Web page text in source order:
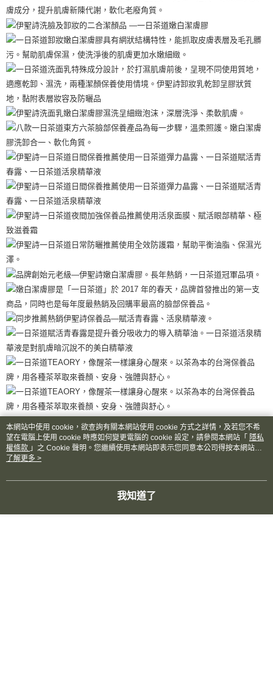
顯示電腦版詳細說明
容量 200ml
本網站中使用 cookie，欲查詢有關本網站使用 cookie 方式之詳情，及若您不希
望在電腦上使用 cookie 時應如何變更電腦的 cookie 設定，請參閱本網站「 隱私
權條款 」之 Cookie 聲明。您繼續使用本網站即表示您同意本公司得按本網站使
用條款之 Cookie 聲明使用 cookie。
了解更多 >
我知道了